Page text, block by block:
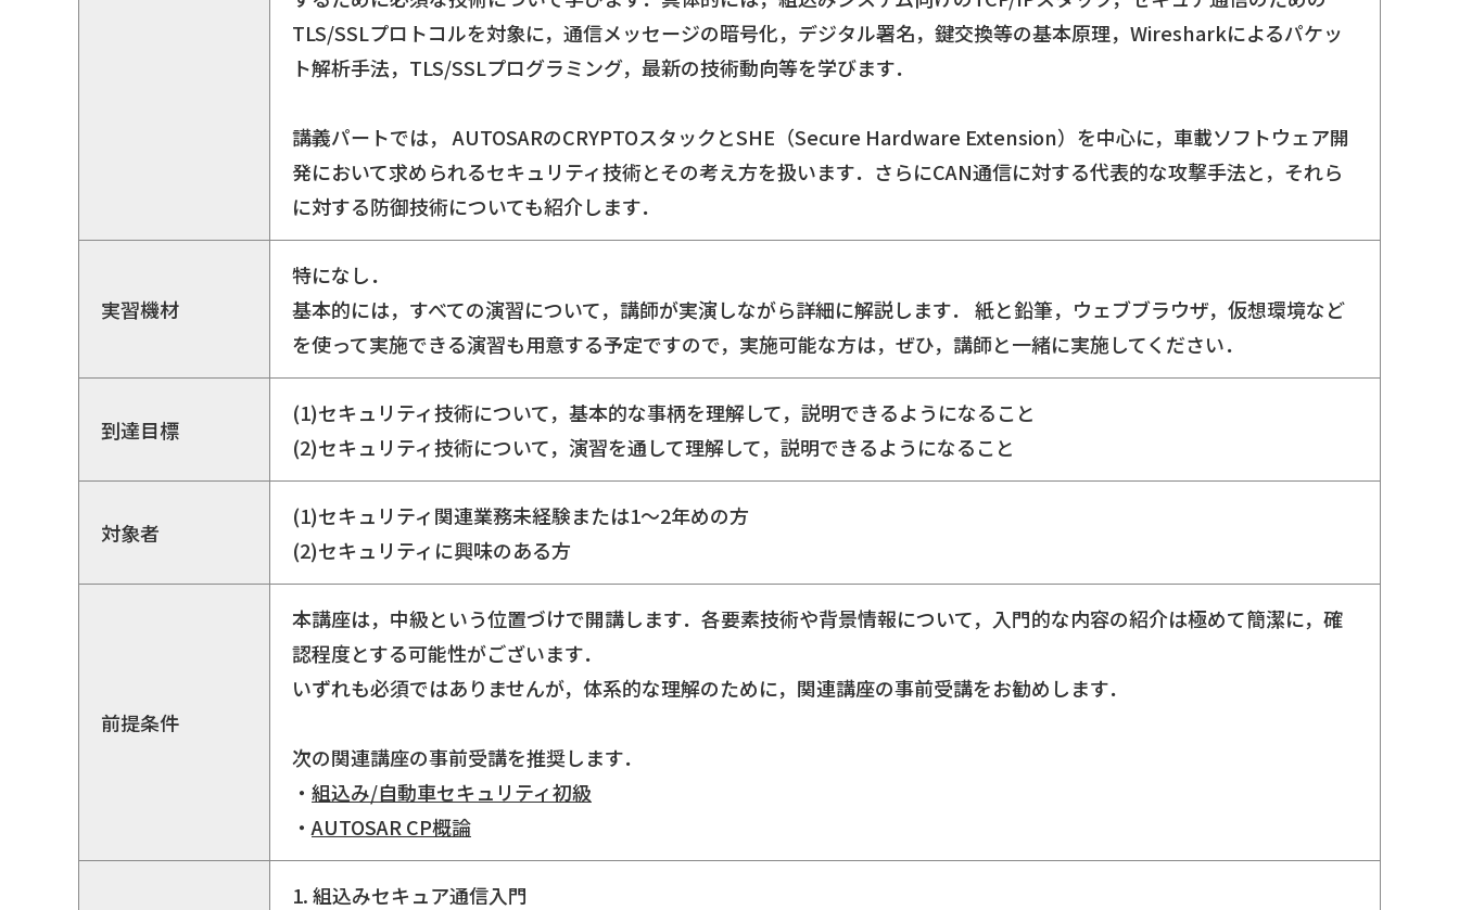
TLS/SSLプロトコルを対象に，通信メッセージの暗号化，デジタル署名，鍵交換等の基本原理，Wiresharkによるパケッ
ト解析手法，TLS/SSLプログラミング，最新の技術動向等を学びます．
講義パートでは， AUTOSARのCRYPTOスタックとSHE（Secure Hardware Extension）を中心に，車載ソフトウェア開
発において求められるセキュリティ技術とその考え方を扱います．さらにCAN通信に対する代表的な攻撃手法と，それら
に対する防御技術についても紹介します．
実習機材
特になし．
基本的には，すべての演習について，講師が実演しながら詳細に解説します． 紙と鉛筆，ウェブブラウザ，仮想環境など
を使って実施できる演習も用意する予定ですので，実施可能な方は，ぜひ，講師と一緒に実施してください．
到達目標
(1)セキュリティ技術について，基本的な事柄を理解して，説明できるようになること
(2)セキュリティ技術について，演習を通して理解して，説明できるようになること
対象者
(1)セキュリティ関連業務未経験または1～2年めの方
(2)セキュリティに興味のある方
前提条件
本講座は，中級という位置づけで開講します．各要素技術や背景情報について，入門的な内容の紹介は極めて簡潔に，確
認程度とする可能性がございます．
いずれも必須ではありませんが，体系的な理解のために，関連講座の事前受講をお勧めします．
次の関連講座の事前受講を推奨します．
・ 組込み/自動車セキュリティ初級
・ AUTOSAR CP概論
1. 組込みセキュア通信入門